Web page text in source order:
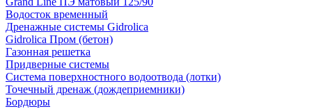
Водосток временный
Дренажные системы Gidrolica
Gidrolica Пром (бетон)
Газонная решетка
Придверные системы
Система поверхностного водоотвода (лотки)
Точечный дренаж (дождеприемники)
Бордюры